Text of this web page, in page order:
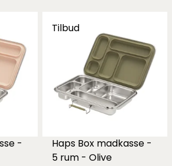
-
Tilbud
Haps Box madkasse -
5 rum - Olive